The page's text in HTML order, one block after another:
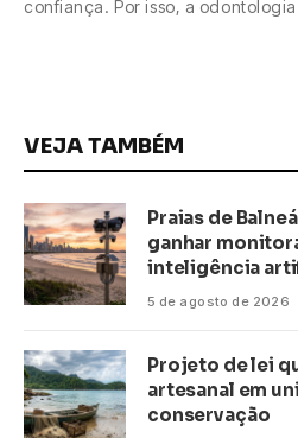
confiança. Por isso, a
VEJA TAMBÉM
Praias de
ganhar
inteligência
5 de agosto de 2026
Projeto de lei
artesanal em
conservação